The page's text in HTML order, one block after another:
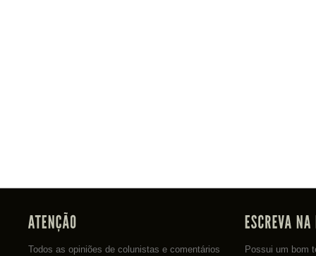
Todos as opiniões de colunistas e comentários
Possui um bom